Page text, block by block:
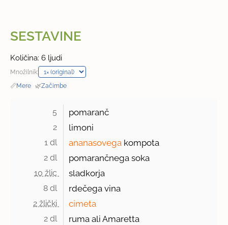
SESTAVINE
Količina: 6 ljudi
Množilnik:
📏Mere · 🌿Začimbe
5 pomaranč
2 limoni
1 dl ananasovega kompota
2 dl pomarančnega soka
10 žlic sladkorja
8 dl rdečega vina
2 žlički cimeta
2 dl ruma ali Amaretta